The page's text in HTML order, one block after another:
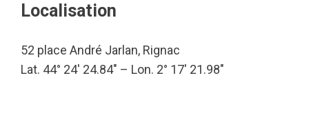
Localisation
52 place André Jarlan, Rignac
Lat. 44° 24′ 24.84″ – Lon. 2° 17′ 21.98″